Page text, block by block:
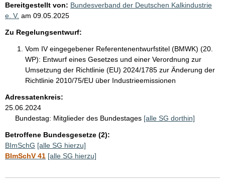
Bereitgestellt von: Bundesverband der Deutschen Kalkindustrie
e. V. am 09.05.2025
Zu Regelungsentwurf:
Vom IV eingegebener Referentenentwurfstitel (BMWK) (20.
WP): Entwurf eines Gesetzes und einer Verordnung zur
Umsetzung der Richtlinie (EU) 2024/1785 zur Änderung der
Richtlinie 2010/75/EU über Industrieemissionen
Adressatenkreis:
25.06.2024
Bundestag: Mitglieder des Bundestages [alle SG dorthin]
Betroffene Bundesgesetze (2):
BImSchG [alle SG hierzu]
BImSchV 41 [alle SG hierzu]